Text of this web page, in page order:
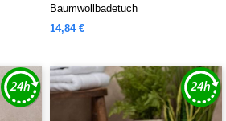
Baumwollbadetuch
14,84 €